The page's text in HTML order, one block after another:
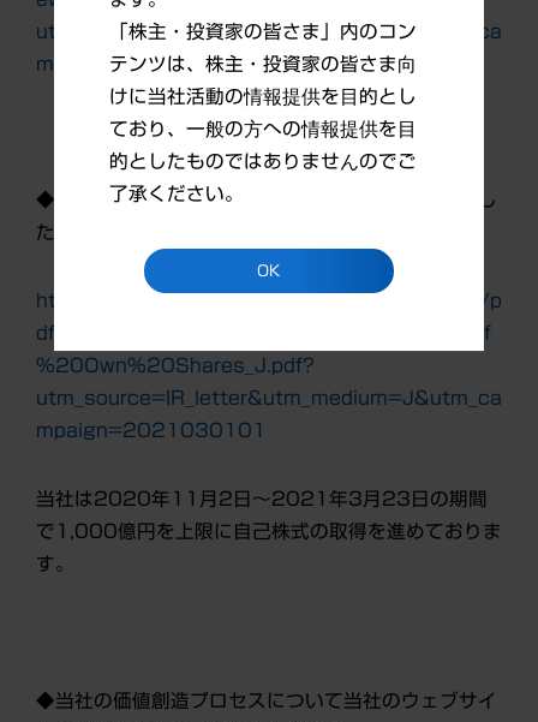
utm_source=IR_letter&utm_medium=J&utm_ca
mpaign=2021030102
◆「自己株式の取得状況」をIRニュースに掲載しまし
た（3月1日（月））。
https://www.daiichisankyo.co.jp/files/news/ir/p
df/20210301/20210301_Acquisition%20of
%20Own%20Shares_J.pdf?
utm_source=IR_letter&utm_medium=J&utm_ca
mpaign=2021030101
当社は2020年11月2日～2021年3月23日の期間
で1,000億円を上限に自己株式の取得を進めておりま
す。
◆当社の価値創造プロセスについて当社のウェブサイ
「株主・投資家の皆さま」内のコン
テンツは、株主・投資家の皆さま向
けに当社活動の情報提供を目的とし
ており、一般の方への情報提供を目
的としたものではありませんのでご
了承ください。
OK